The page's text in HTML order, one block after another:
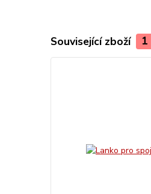
Související zboží 1